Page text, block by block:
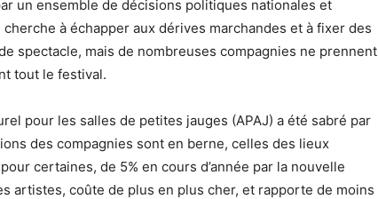
un ensemble de décisions politiques nationales et
cherche à échapper aux dérives marchandes et à fixer des
spectacle, mais de nombreuses compagnies ne prennent
tout le festival.
pour les salles de petites jauges (APAJ) a été sabré par
des compagnies sont en berne, celles des lieux
certaines, de 5% en cours d’année par la nouvelle
artistes, coûte de plus en plus cher, et rapporte de moins